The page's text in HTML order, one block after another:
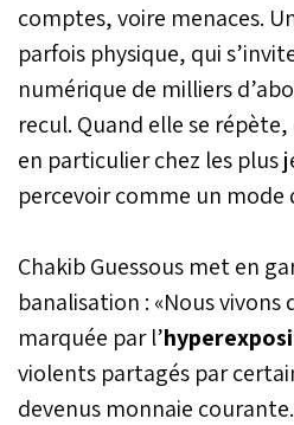
comptes, voire menaces.
parfois physique, qui
numérique de milliers
recul. Quand elle se
en particulier chez les plus
percevoir comme un mode
Chakib Guessous met en
banalisation : «Nous vivons
marquée par l’
violents partagés par
devenus monnaie